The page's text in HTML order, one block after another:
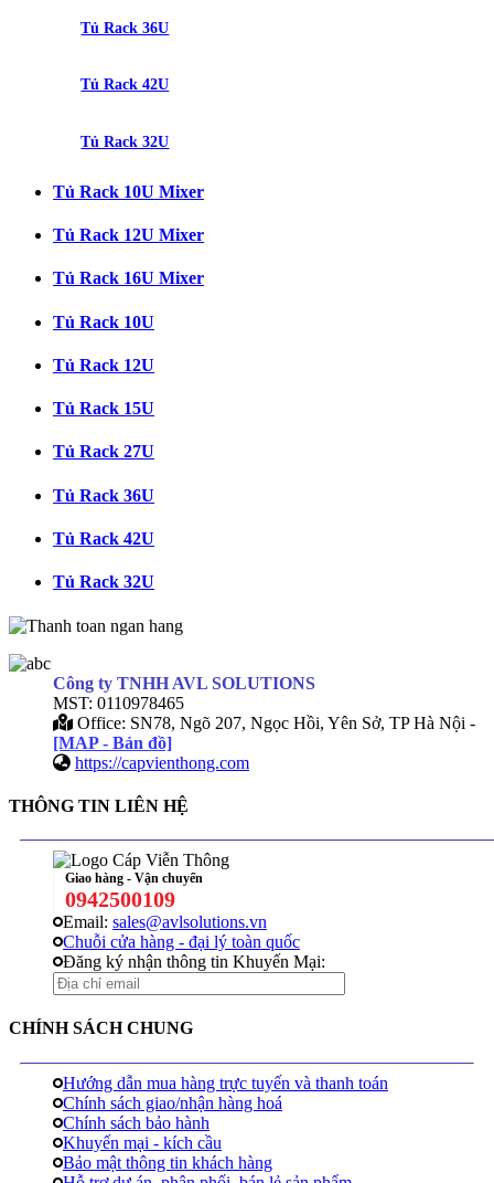
Tủ Rack 36U
Tủ Rack 42U
Tủ Rack 32U
Tủ Rack 10U Mixer
Tủ Rack 12U Mixer
Tủ Rack 16U Mixer
Tủ Rack 10U
Tủ Rack 12U
Tủ Rack 15U
Tủ Rack 27U
Tủ Rack 36U
Tủ Rack 42U
Tủ Rack 32U
Công ty TNHH AVL SOLUTIONS
MST: 0110978465
Office: SN78, Ngõ 207, Ngọc Hồi, Yên Sở, TP Hà Nội -
[MAP - Bản đồ]
https://capvienthong.com
THÔNG TIN LIÊN HỆ
Giao hàng - Vận chuyển
0942500109
Email: sales@avlsolutions.vn
Chuỗi cửa hàng - đại lý toàn quốc
Đăng ký nhận thông tin Khuyến Mại:
CHÍNH SÁCH CHUNG
Hướng dẫn mua hàng trực tuyến và thanh toán
Chính sách giao/nhận hàng hoá
Chính sách bảo hành
Khuyến mại - kích cầu
Bảo mật thông tin khách hàng